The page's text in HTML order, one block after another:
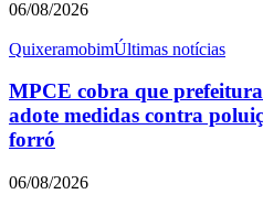
06/08/2026
QuixeramobimÚltimas notícias
MPCE cobra que
adote medidas contra
forró
06/08/2026